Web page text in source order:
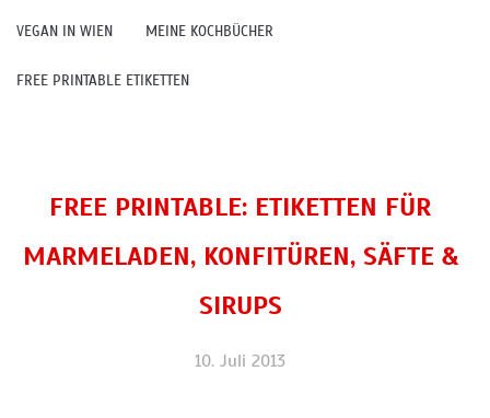
VEGAN IN WIEN MEINE KOCHBÜCHER
FREE PRINTABLE ETIKETTEN
FREE PRINTABLE: ETIKETTEN FÜR
MARMELADEN, KONFITÜREN, SÄFTE &
SIRUPS
10. Juli 2013